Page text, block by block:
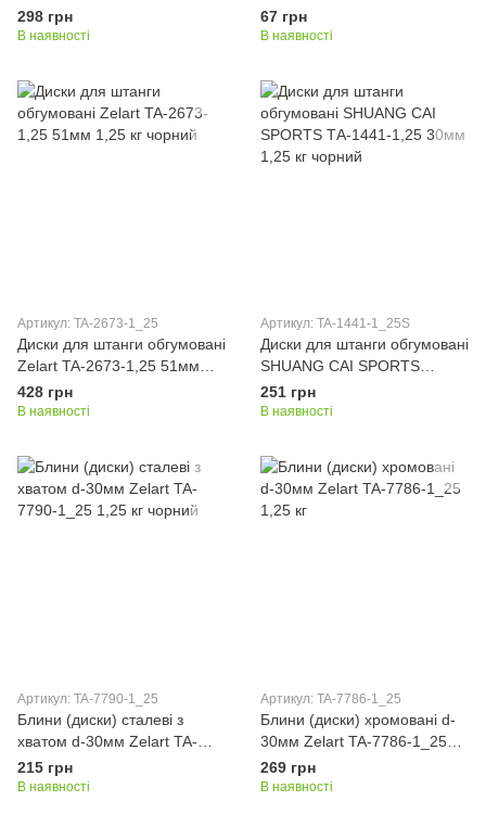
298 грн
В наявності
67 грн
В наявності
Артикул: TA-2673-1_25
Диски для штанги обгумовані
Zelart TA-2673-1,25 51мм
1,25 кг чорний
428 грн
В наявності
Артикул: TA-1441-1_25S
Диски для штанги обгумовані
SHUANG CAI SPORTS
ТА-1441-1,25 30мм 1,25 кг
чорний
251 грн
В наявності
Артикул: TA-7790-1_25
Блини (диски) сталеві з
хватом d-30мм Zelart TA-
7790-1_25 1,25 кг чорний
215 грн
В наявності
Артикул: TA-7786-1_25
Блини (диски) хромовані d-
30мм Zelart TA-7786-1_25
1,25 кг
269 грн
В наявності